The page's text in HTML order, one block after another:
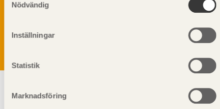
Nödvändig
Inställningar
Statistik
Marknadsföring
personuppgifter alltid hanteras på ett ansvarsfullt sätt.
Läs vår